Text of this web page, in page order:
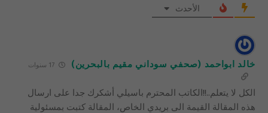
الأحدث
خالد ابواحمد (صحفي سوداني مقيم بالبحرين)
الكل لا يتعلم..!!الكاتب المحترم باسيلي أشكرك جدا على ارسال
هذه المقالة القيمة الى بريدي الخاص، المقالة كتبت بمسئولية